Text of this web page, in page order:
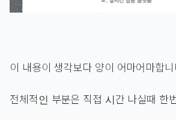
이 내용이 생각보다 양이 어마어마합니
전체적인 부분은 직접 시간 나실때 한